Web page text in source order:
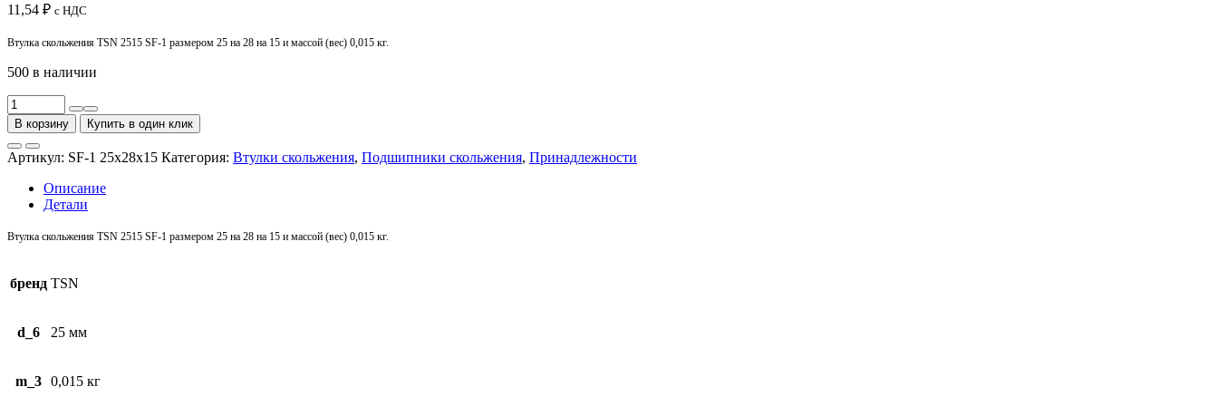
11,54 ₽ с НДС
Втулка скольжения TSN 2515 SF-1 размером 25 на 28 на 15 и массой (вес) 0,015 кг.
500 в наличии
Количество
товара
Втулка
скольжения
TSN
2515
В корзину Купить в один клик
Артикул: SF-1 25x28x15 Категория: Втулки скольжения, Подшипники скольжения, Принадлежности
Описание
Детали
Втулка скольжения TSN 2515 SF-1 размером 25 на 28 на 15 и массой (вес) 0,015 кг.
бренд TSN
d_6 25 мм
m_3 0,015 кг